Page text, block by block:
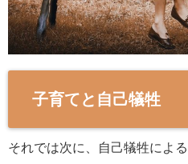
子育てと自己犠牲
それでは次に、自己犠牲によ